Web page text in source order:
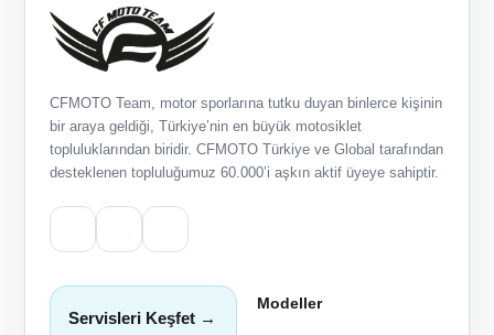
CFMOTO Team, motor sporlarına tutku duyan binlerce kişinin
bir araya geldiği, Türkiye’nin en büyük motosiklet
topluluklarından biridir. CFMOTO Türkiye ve Global tarafından
desteklenen topluluğumuz 60.000’i aşkın aktif üyeye sahiptir.
Servisleri Keşfet →
Modeller